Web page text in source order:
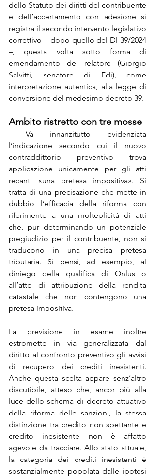
dello Statuto dei diritti del contribuente
e dell’accertamento con adesione si
registra il secondo intervento legislativo
correttivo – dopo quello del Dl 39/2024
–, questa volta sotto forma di
emendamento del relatore (Giorgio
Salvitti, senatore di Fdi), come
interpretazione autentica, alla legge di
conversione del medesimo decreto 39.
Ambito ristretto con tre mosse
Va innanzitutto evidenziata
l’indicazione secondo cui il nuovo
contraddittorio preventivo trova
applicazione unicamente per gli atti
recanti «una pretesa impositiva». Si
tratta di una precisazione che mette in
dubbio l’efficacia della riforma con
riferimento a una molteplicità di atti
che, pur determinando un potenziale
pregiudizio per il contribuente, non si
traducono in una precisa pretesa
tributaria. Si pensi, ad esempio, al
diniego della qualifica di Onlus o
all’atto di attribuzione della rendita
catastale che non contengono una
pretesa impositiva.
La previsione in esame inoltre
estromette in via generalizzata dal
diritto al confronto preventivo gli avvisi
di recupero dei crediti inesistenti.
Anche questa scelta appare senz’altro
discutibile, atteso che, ancor più alla
luce dello schema di decreto attuativo
della riforma delle sanzioni, la stessa
distinzione tra credito non spettante e
credito inesistente non è affatto
agevole da tracciare. Allo stato attuale,
la categoria dei crediti inesistenti è
sostanzialmente popolata dalle ipotesi